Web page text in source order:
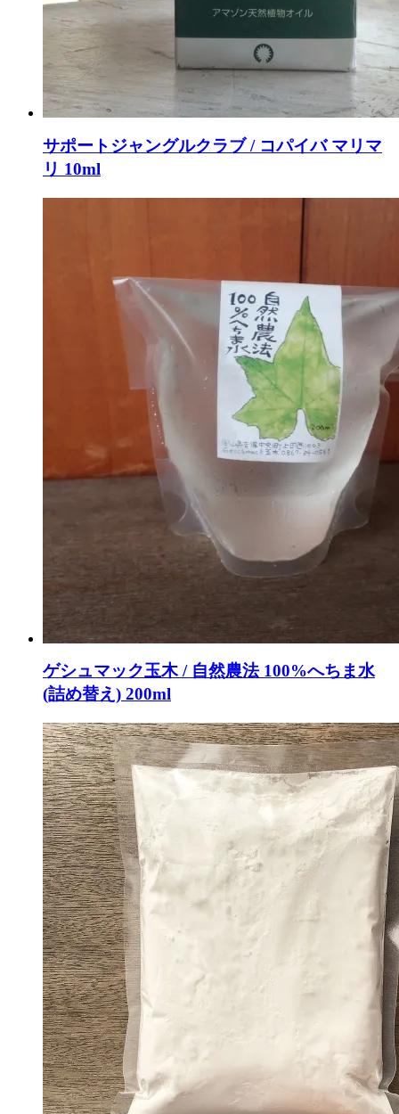
サポートジャングルクラブ / コパイバ マリマ
リ 10ml
ゲシュマック玉木 / 自然農法 100%へちま水
(詰め替え) 200ml